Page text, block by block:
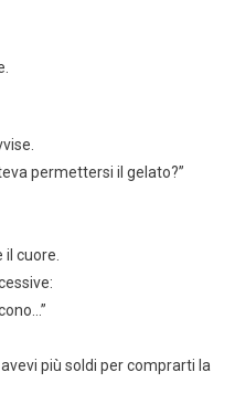
permettersi il gelato?”
il cuore.
più soldi per comprarti la